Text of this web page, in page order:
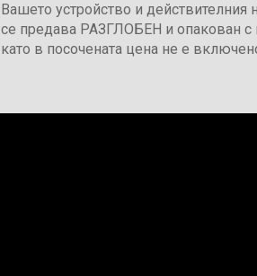
Вашето устройство и
се предава РАЗГЛОБЕН и опакован
като в посочената цена не е